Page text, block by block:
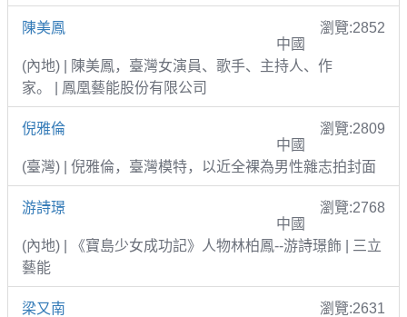
陳美鳳
瀏覽:2852
中國
(內地) | 陳美鳳，臺灣女演員、歌手、主持人、作
家。 | 鳳凰藝能股份有限公司
倪雅倫
瀏覽:2809
中國
(臺灣) | 倪雅倫，臺灣模特，以近全裸為男性雜志拍封面
游詩璟
瀏覽:2768
中國
(內地) | 《寶島少女成功記》人物林柏鳳--游詩璟飾 | 三立
藝能
梁又南
瀏覽:2631